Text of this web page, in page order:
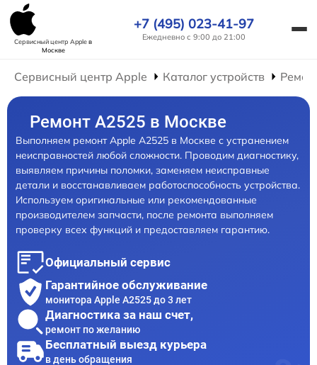
Сервисный центр Appleв
Москве
+7 (495) 023-41-97
Ежедневно с 9:00 до 21:00
Сервисный центр Apple Каталог устройств
Ремонт А2525 в Москве
Выполняем ремонт Apple А2525 в Москве с устранением
неисправностей любой сложности. Проводим диагностику,
выявляем причины поломки, заменяем неисправные
детали и восстанавливаем работоспособность устройства.
Используем оригинальные или рекомендованные
производителем запчасти, после ремонта выполняем
проверку всех функций и предоставляем гарантию.
Официальный сервис
Гарантийное обслуживание
монитора Apple А2525 до 3 лет
Диагностика за наш счет,
ремонт по желанию
Бесплатный выезд курьера
в день обращения